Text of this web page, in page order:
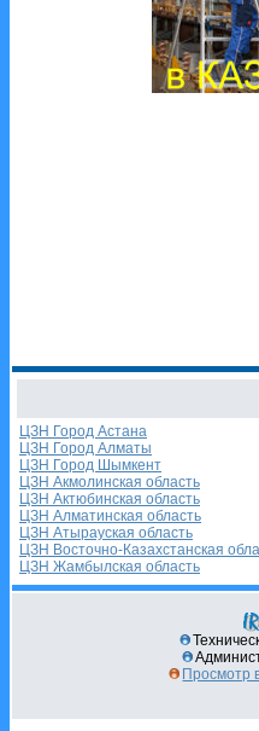
ЦЗН Город Астана
ЦЗН Город Алматы
ЦЗН Город Шымкент
ЦЗН Акмолинская область
ЦЗН Актюбинская область
ЦЗН Алматинская область
ЦЗН Атырауская область
ЦЗН Восточно-Казахстанская
ЦЗН Жамбылская область
Просмотр